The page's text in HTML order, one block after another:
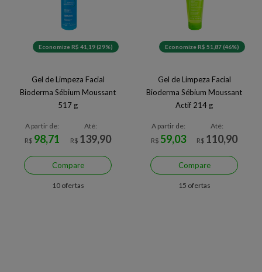
Economize R$ 41,19 (29%)
Gel de Limpeza Facial
Bioderma Sébium Moussant
517 g
A partir de:
R$ 98,71
Até:
R$ 139,90
Compare
10 ofertas
Economize R$ 51,87 (46%)
Gel de Limpeza Facial
Bioderma Sébium Moussant
Actif 214 g
A partir de:
R$ 59,03
Até:
R$ 110,90
Compare
15 ofertas